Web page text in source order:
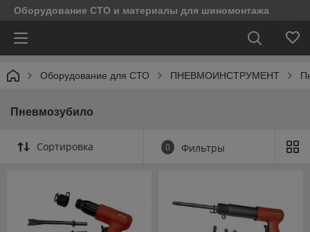
Оборудование СТО и материалы для шиномонтажа
Оборудование для СТО ПНЕВМОИНСТРУМЕНТ
Пневмозубило
Сортировка 0 Фильтры